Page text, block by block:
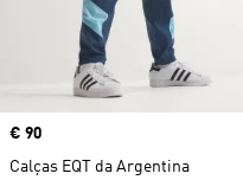
Price
€ 90
Calças EQT da Argentina